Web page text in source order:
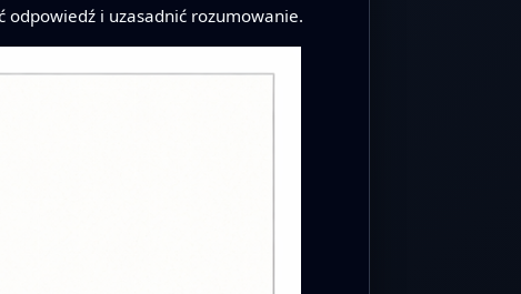
odpowiedź i uzasadnić rozumowanie.